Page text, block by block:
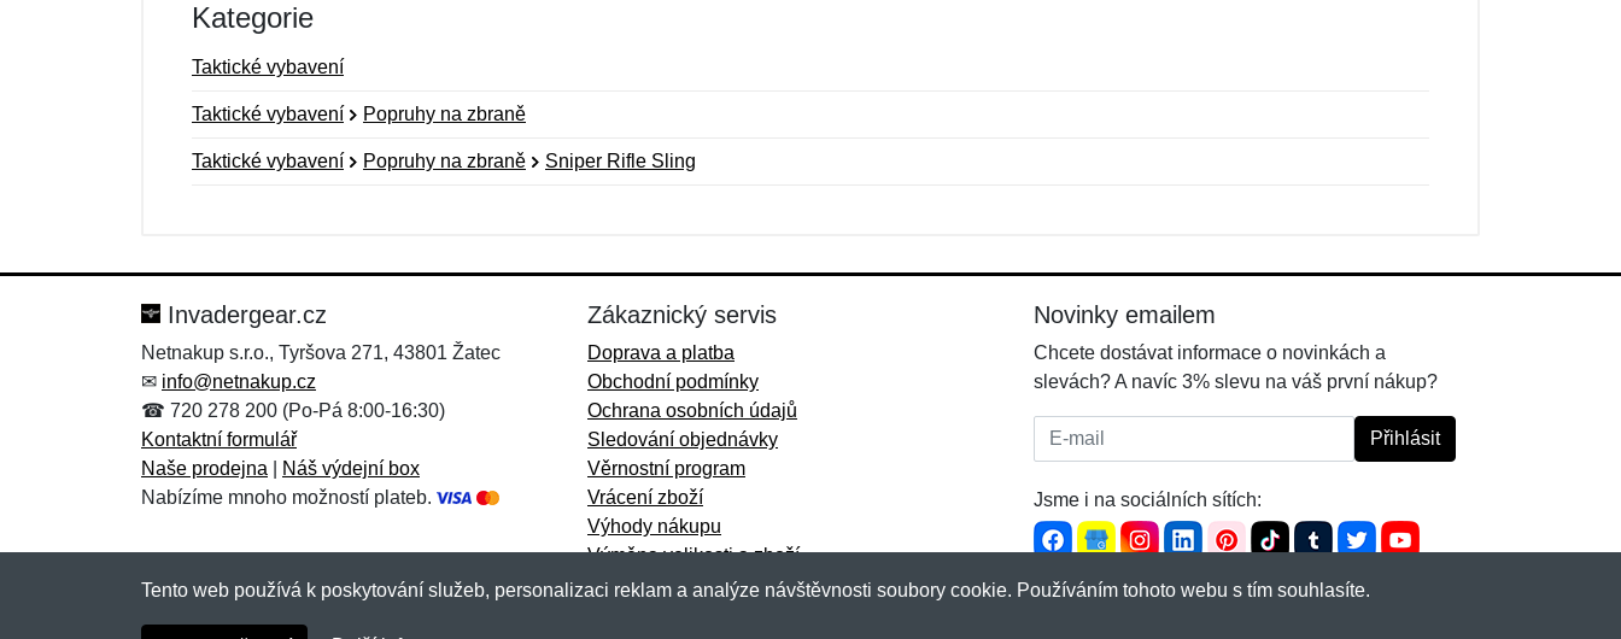
Kategorie
Taktické vybavení
Taktické vybavení Popruhy na zbraně
Taktické vybavení Popruhy na zbraně Sniper Rifle Sling
Zpráva*
Přidat
Zpráva*
Přidat
Invadergear.cz
Netnakup s.r.o., Tyršova 271, 43801 Žatec
✉ info@netnakup.cz
☎ 720 278 200 (Po-Pá 8:00-16:30)
Kontaktní formulář
Naše prodejna
Náš výdejní box
Nabízíme mnoho možností plateb.
Zákaznický servis
Doprava a platba
Obchodní podmínky
Ochrana osobních údajů
Sledování objednávky
Věrnostní program
Vrácení zboží
Výhody nákupu
Výměna velikosti a zboží
Více informací...
Novinky emailem
Chcete dostávat informace o novinkách a
slevách? A navíc 3% slevu na váš první nákup?
E-mail: Přihlásit
Jsme i na sociálních sítích:
Tento web používá k poskytování služeb, personalizaci reklam a analýze návštěvnosti soubory cookie. Používáním tohoto webu s tím souhlasíte.